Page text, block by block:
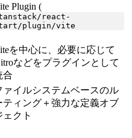
Plugin (
react-
plugin/vite
を中心に、必要に応じて
などをプラグインとして
合
ァイルシステムベースのル
ティング＋強力な定義オブ
ェクト